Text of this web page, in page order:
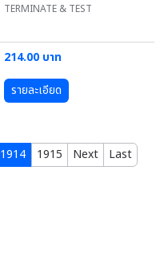
TERMINATE & TEST
214.00 บาท
รายละเอียด
1914 1915 Next Last